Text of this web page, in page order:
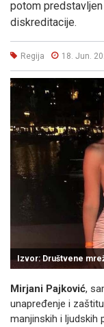
potom
diskreditacije.
Regija 18. Jun.
Izvor: Društvene
Mirjani Pajković,
unapređenje i
manjinskih i ljudskih